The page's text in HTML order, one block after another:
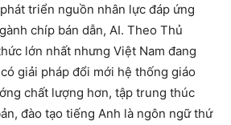
triển nguồn nhân lực đáp ứng
chíp bán dẫn, AI. Theo Thủ
lớn nhất nhưng Việt Nam đang
giải pháp đổi mới hệ thống giáo
chất lượng hơn, tập trung thúc
đào tạo tiếng Anh là ngôn ngữ thứ